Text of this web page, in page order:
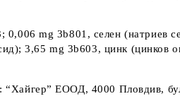
; 0,006 mg 3b801, селен (натриев
3,65 mg 3b603, цинк (цинков
: “Хайгер” ЕООД, 4000 Пловдив,